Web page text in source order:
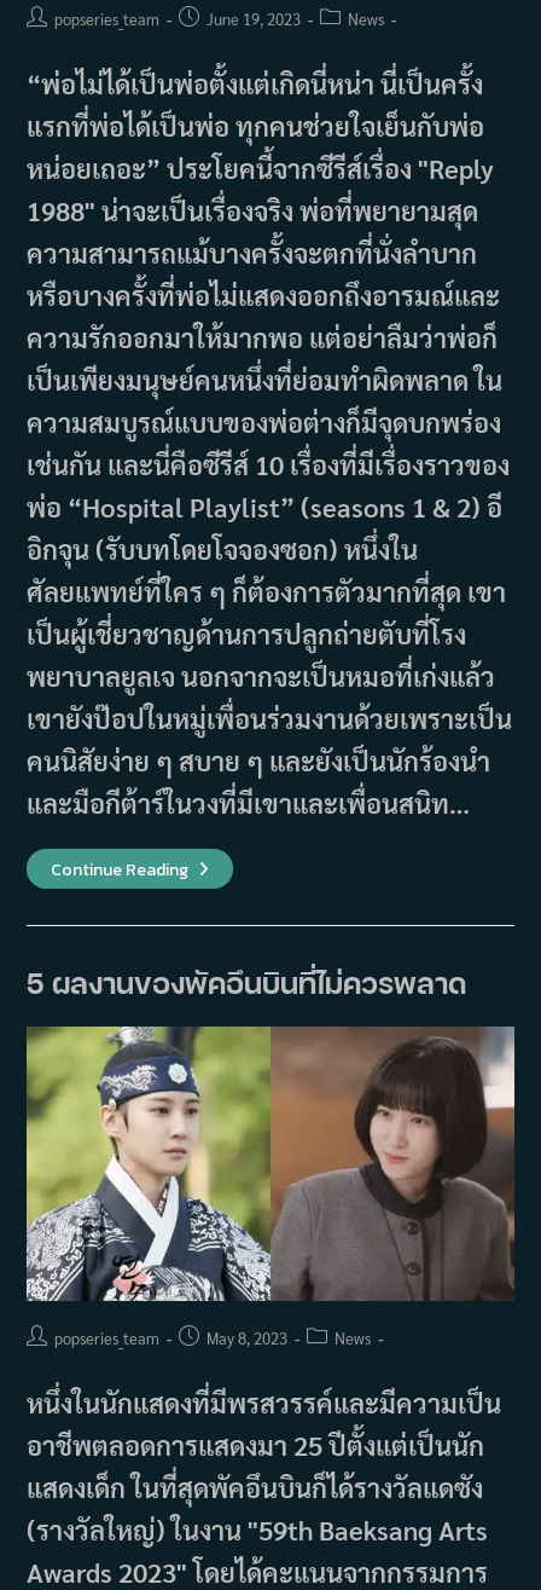
Postpopseries_team
PostJune 19, 2023
PostNews
“พ่อไม่ได้เป็นพ่อตั้งแต่เกิดนี่หน่า นี่เป็นครั้ง
แรกที่พ่อได้เป็นพ่อ ทุกคนช่วยใจเย็นกับพ่อ
หน่อยเถอะ” ประโยคนี้จากซีรีส์เรื่อง "Reply
1988" น่าจะเป็นเรื่องจริง พ่อที่พยายามสุด
ความสามารถแม้บางครั้งจะตกที่นั่งลำบาก
หรือบางครั้งที่พ่อไม่แสดงออกถึงอารมณ์และ
ความรักออกมาให้มากพอ แต่อย่าลืมว่าพ่อก็
เป็นเพียงมนุษย์คนหนึ่งที่ย่อมทำผิดพลาด ใน
ความสมบูรณ์แบบของพ่อต่างก็มีจุดบกพร่อง
เช่นกัน และนี่คือซีรีส์ 10 เรื่องที่มีเรื่องราวของ
พ่อ “Hospital Playlist” (seasons 1 & 2) อี
อิกจุน (รับบทโดยโจจองซอก) หนึ่งใน
ศัลยแพทย์ที่ใคร ๆ ก็ต้องการตัวมากที่สุด เขา
เป็นผู้เชี่ยวชาญด้านการปลูกถ่ายตับที่โรง
พยาบาลยูลเจ นอกจากจะเป็นหมอที่เก่งแล้ว
เขายังป๊อปในหมู่เพื่อนร่วมงานด้วยเพราะเป็น
คนนิสัยง่าย ๆ สบาย ๆ และยังเป็นนักร้องนำ
และมือกีต้าร์ในวงที่มีเขาและเพื่อนสนิท…
Continue Readingซี
รีส์
ที่
เสนอ
ความ
เป็น
5 ผลงานของพัคอึนบินที่ไม่ควรพลาด
Postpopseries_team
PostMay 8, 2023
PostNews
หนึ่งในนักแสดงที่มีพรสวรรค์และมีความเป็น
อาชีพตลอดการแสดงมา 25 ปีตั้งแต่เป็นนัก
แสดงเด็ก ในที่สุดพัคอึนบินก็ได้รางวัลแดซัง
(รางวัลใหญ่) ในงาน "59th Baeksang Arts
Awards 2023" โดยได้คะแนนจากกรรมการ